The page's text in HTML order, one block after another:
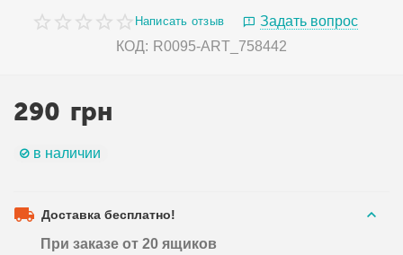
Написать отзыв
Задать вопрос
КОД: R0095-ART_758442
290 грн
в наличии
Доставка бесплатно!
При заказе от 20 ящиков